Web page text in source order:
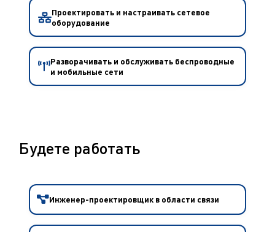
Проектировать и настраивать сетевое
оборудование
Разворачивать и обслуживать беспроводные
и мобильные сети
Будете работать
Инженер-проектировщик в области связи